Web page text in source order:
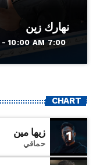
نهارك زين
7:00 AM - 10:00 AM
CHART
1 زيها مين
حماقي